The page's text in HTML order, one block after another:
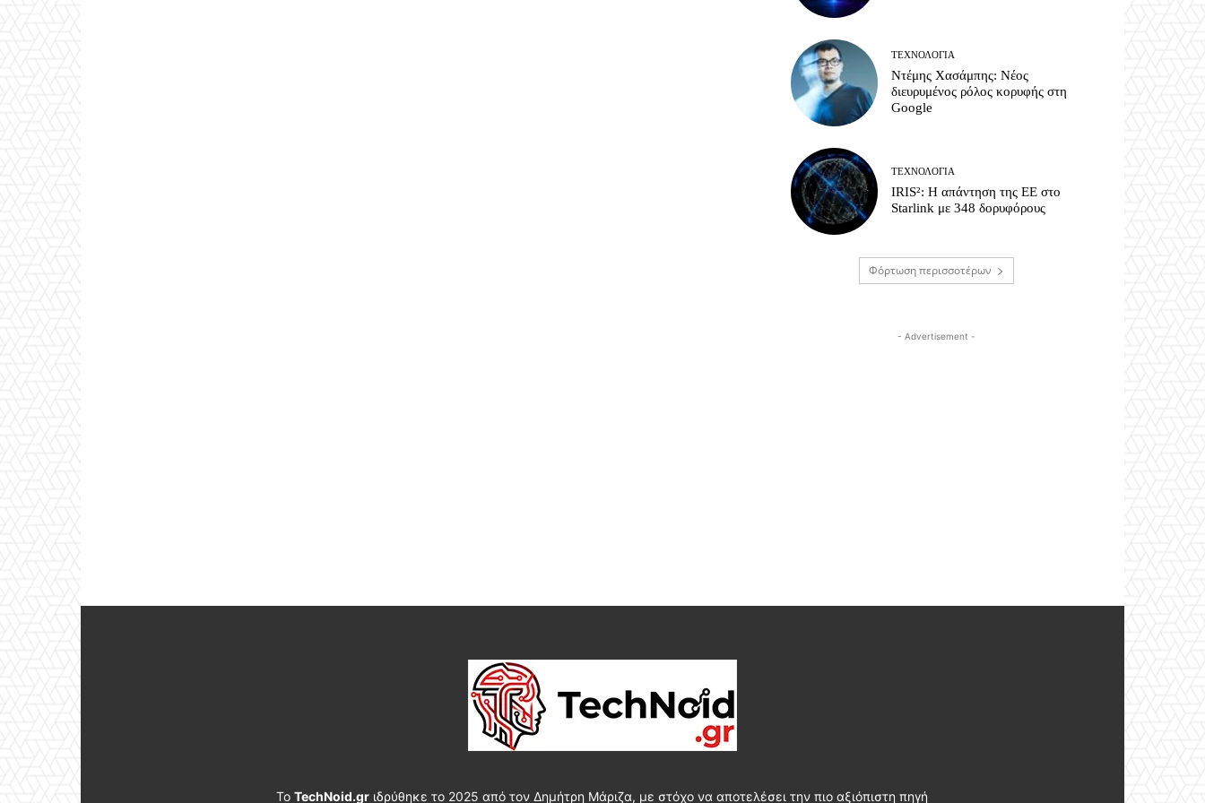
ΤΕΧΝΟΛΟΓΊΑ
Ντέμης Χασάμπης: Νέος
διευρυμένος ρόλος κορυφής στη
Google
ΤΕΧΝΟΛΟΓΊΑ
IRIS²: Η απάντηση της ΕΕ στο
Starlink με 348 δορυφόρους
Φόρτωση περισσοτέρων
- Advertisement -
ΤοTechNoid.gr ιδρύθηκε το 2025 από τον Δημήτρη Μάριζα, με στόχο να αποτελέσει την πιο αξιόπιστη πηγή